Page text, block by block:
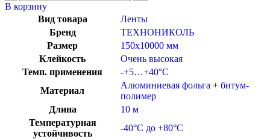
В корзину
Вид товара
Ленты
Бренд
ТЕХНОНИКОЛЬ
Размер
150х10000 мм
Клейкость
Очень высокая
Темп. применения
-+5…+40°C
Материал
Алюминиевая фольга + битум-
полимер
Длина
10 м
Температурная
устойчивость
-40°C до +80°C